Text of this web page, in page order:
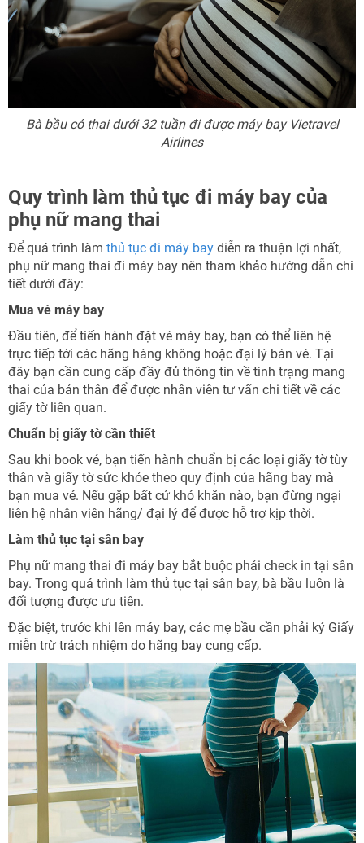
Bà bầu có thai dưới 32 tuần đi được máy bay Vietravel
Airlines
Quy trình làm thủ tục đi máy bay của
phụ nữ mang thai
Để quá trình làm thủ tục đi máy bay diễn ra thuận lợi nhất,
phụ nữ mang thai đi máy bay nên tham khảo hướng dẫn chi
tiết dưới đây:
Mua vé máy bay
Đầu tiên, để tiến hành đặt vé máy bay, bạn có thể liên hệ
trực tiếp tới các hãng hàng không hoặc đại lý bán vé. Tại
đây bạn cần cung cấp đầy đủ thông tin về tình trạng mang
thai của bản thân để được nhân viên tư vấn chi tiết về các
giấy tờ liên quan.
Chuẩn bị giấy tờ cần thiết
Sau khi book vé, bạn tiến hành chuẩn bị các loại giấy tờ tùy
thân và giấy tờ sức khỏe theo quy định của hãng bay mà
bạn mua vé. Nếu gặp bất cứ khó khăn nào, bạn đừng ngại
liên hệ nhân viên hãng/ đại lý để được hỗ trợ kịp thời.
Làm thủ tục tại sân bay
Phụ nữ mang thai đi máy bay bắt buộc phải check in tại sân
bay. Trong quá trình làm thủ tục tại sân bay, bà bầu luôn là
đối tượng được ưu tiên.
Đặc biệt, trước khi lên máy bay, các mẹ bầu cần phải ký Giấy
miễn trừ trách nhiệm do hãng bay cung cấp.